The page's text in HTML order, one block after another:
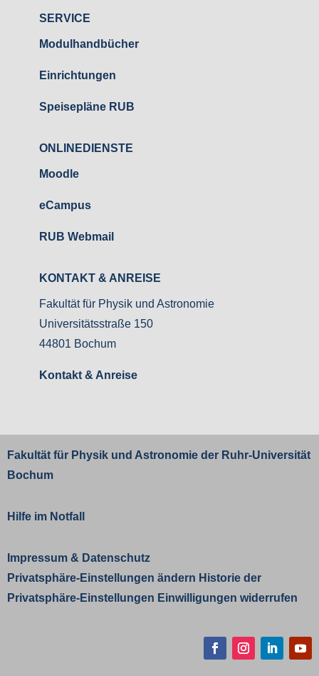
SERVICE
Modulhandbücher
Einrichtungen
Speisepläne RUB
ONLINEDIENSTE
Moodle
eCampus
RUB Webmail
KONTAKT & ANREISE
Fakultät für Physik und Astronomie
Universitätsstraße 150
44801 Bochum
Kontakt & Anreise
Fakultät für Physik und Astronomie der Ruhr-Universität
Bochum
Hilfe im Notfall
Impressum & Datenschutz
Privatsphäre-Einstellungen ändern Historie der
Privatsphäre-Einstellungen Einwilligungen widerrufen